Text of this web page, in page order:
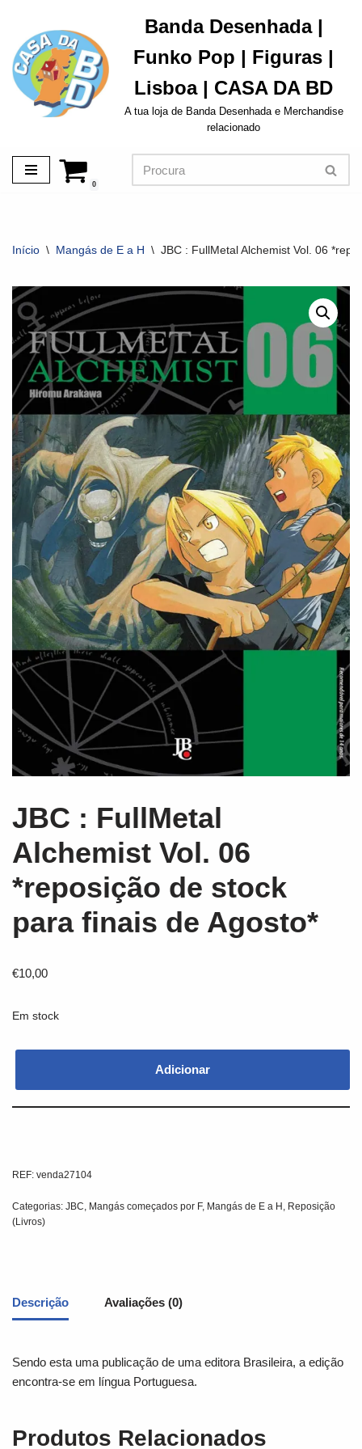
Avançar
para
o
conteúdo
Banda Desenhada |
Funko Pop | Figuras |
Lisboa | CASA DA BD
A tua loja de Banda Desenhada e Merchandise
relacionado
0
Início \ Mangás de E a H \ JBC : FullMetal Alchemist Vol. 06
JBC : FullMetal
Alchemist Vol. 06
*reposição de stock
para finais de Agosto*
€10,00
Em stock
Adicionar
REF: venda27104
Categorias: JBC, Mangás começados por F, Mangás de E a H , Reposição
(Livros)
Descrição Avaliações (0)
Sendo esta uma publicação de uma editora Brasileira, a edição
encontra-se em língua Portuguesa.
Produtos Relacionados